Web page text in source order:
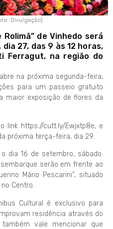
Divulgação)
de Vinhedo será
27, das 9 às 12 horas,
Ferragut, na região do
na próxima segunda-feira,
para um passeio gratuito
maior exposição de flores da
link https://cutt.ly/Ewjxtp8e, e
próxima terça-feira, dia 29.
dia 16 de setembro, sábado.
serão em frente ao
Mário Pescarini”, situado
Centro.
Cultural é exclusivo para
residência através do
vale mencionar que